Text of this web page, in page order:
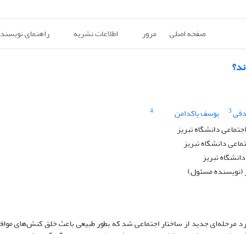
صفحه اصلی مرور اطلاعات نشریه راهنمای
3 یوسف پاکدامن
4
دانشگاه تبریز
دانشگاه تبریز
تبریز
(نویسنده مسئول)
پیش به این سو وارد مرحله‌ای جدید از ساختار اجتماعی شد که بطور طبیعی باعث خلق کنش‌های